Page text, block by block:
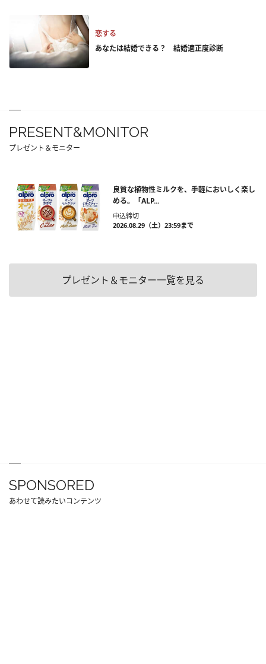
恋する
あなたは結婚できる？ 結婚適正度診断
PRESENT&MONITOR
プレゼント＆モニター
良質な植物性ミルクを、手軽においしく楽し
める。「ALP...
申込締切
2026.08.29（土）23:59まで
プレゼント＆モニター一覧を見る
SPONSORED
あわせて読みたいコンテンツ